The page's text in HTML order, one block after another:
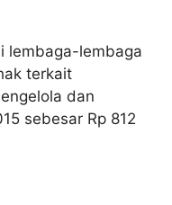
lembaga-lembaga
terkait
dan
sebesar Rp 812